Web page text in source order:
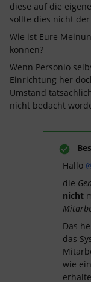
diese auf die
sollte dies nicht der
Wie ist Eure
können?
Wenn Personio
Einrichtung her
Umstand
nicht bedacht
Hallo
die
nicht
Das
das
wie